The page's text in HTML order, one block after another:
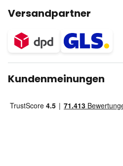
Versandpartner
Kundenmeinungen